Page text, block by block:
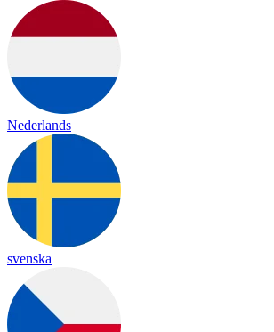
Nederlands
svenska